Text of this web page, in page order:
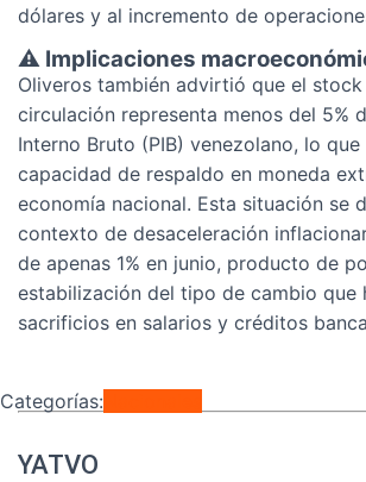
dólares y al incremento de
⚠️ Implicaciones
Oliveros también advirtió que el
circulación representa menos del 5%
Interno Bruto (PIB) venezolano, lo
capacidad de respaldo en moneda
economía nacional. Esta situación se
contexto de desaceleración
de apenas 1% en junio, producto de
estabilización del tipo de cambio que
sacrificios en salarios y créditos
Categorías:
YATVO